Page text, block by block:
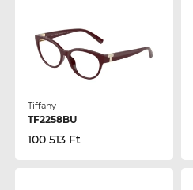
Tiffany
TF2258BU
100 513 Ft